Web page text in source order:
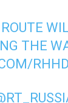
THE